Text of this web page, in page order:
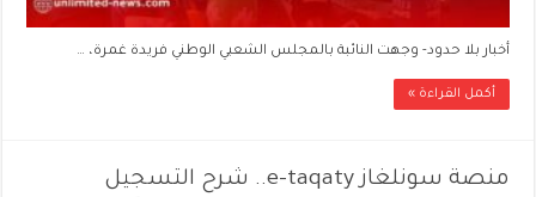
أخبار بلا حدود- وجهت النائبة بالمجلس الشعبي الوطني فريدة غمرة، …
أكمل القراءة »
منصة سونلغاز e-taqaty.. شرح التسجيل